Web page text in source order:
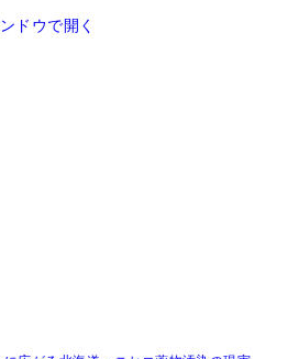
ドウで開く